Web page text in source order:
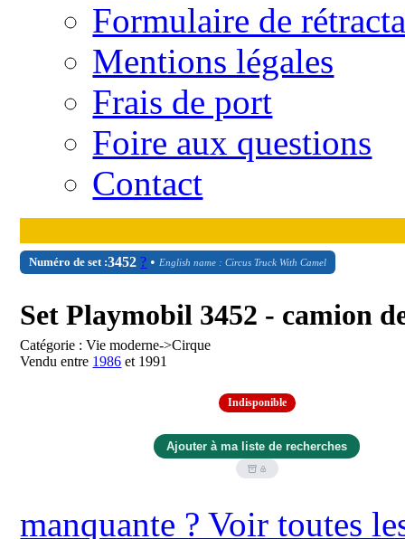
Formulaire de
Mentions légales
Frais de port
Foire aux questions
Contact
Numéro de set :3452 ? •English name : Circus Truck With Camel
Set Playmobil 3452 - camion
Catégorie : Vie moderne->Cirque
Vendu entre 1986 et 1991
Indisponible
manquante ? Voir toutes